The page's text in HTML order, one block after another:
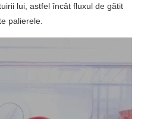
lui, astfel încât fluxul de gătit
palierele.